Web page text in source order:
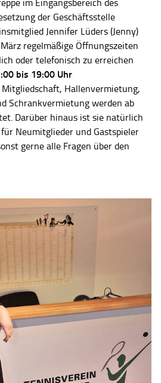
im Eingangsbereich des
der Geschäftsstelle
Jennifer Lüders (Jenny)
regelmäßige Öffnungszeiten
oder telefonisch zu erreichen
bis 19:00 Uhr
Hallenvermietung,
Schrankvermietung werden ab
Darüber hinaus ist sie natürlich
Neumitglieder und Gastspieler
gerne alle Fragen über den